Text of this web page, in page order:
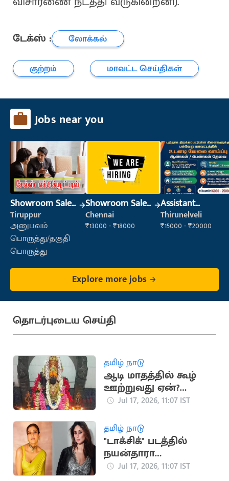
டேக்ஸ் :
லோக்கல்
குற்றம்
மாவட்ட செய்திகள்
Jobs near you
Showroom Sales
Executive (Retail
Sales)
Tiruppur
அனுபவம்
பொருத்து/தகுதி
பொருத்து
Showroom Sales
Executive (Retail
Sales)
Chennai
₹13000 - ₹18000
Assistant
Manager
Thirunelveli
₹15000 - ₹20000
Explore more jobs
தொடர்புடைய செய்தி
தமிழ் நாடு
ஆடி மாதத்தில் கூழ்
ஊற்றுவது ஏன்?
முன்னோர்களின்
விளக்கம்
Jul 17, 2026, 11:07 IST
தமிழ் நாடு
"டாக்சிக்" படத்தில்
நயன்தாரா
கதாபாத்திரத்தில்
Jul 17, 2026, 11:07 IST